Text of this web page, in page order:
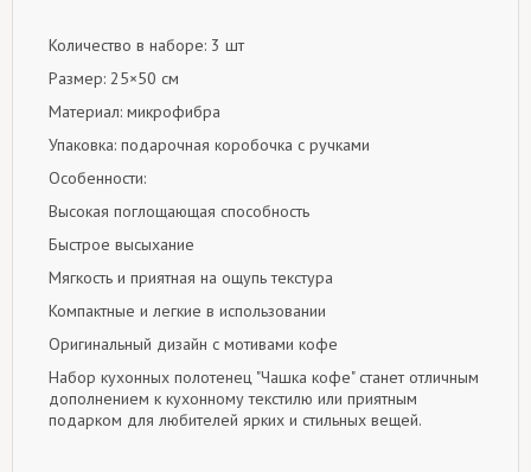
Количество в наборе: 3 шт
Размер: 25×50 см
Материал: микрофибра
Упаковка: подарочная коробочка с ручками
Особенности:
Высокая поглощающая способность
Быстрое высыхание
Мягкость и приятная на ощупь текстура
Компактные и легкие в использовании
Оригинальный дизайн с мотивами кофе
Набор кухонных полотенец "Чашка кофе" станет отличным
дополнением к кухонному текстилю или приятным
подарком для любителей ярких и стильных вещей.